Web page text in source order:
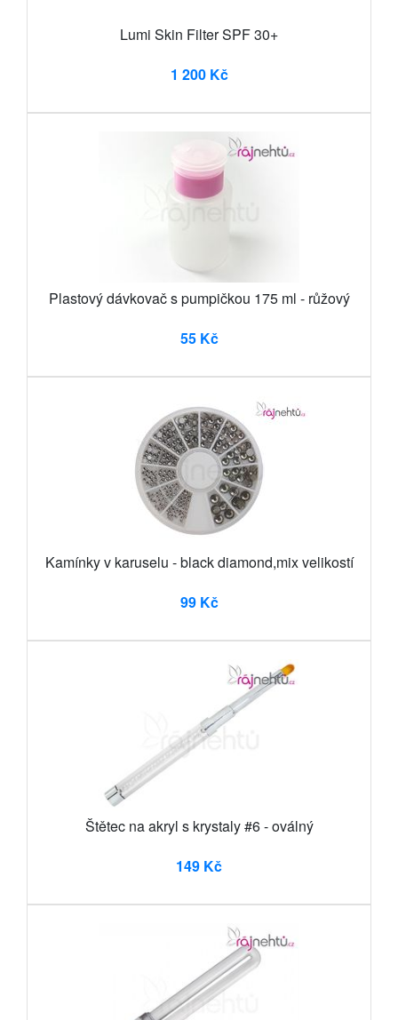
Lumi Skin Filter SPF 30+
1 200 Kč
Plastový dávkovač s pumpičkou 175 ml - růžový
55 Kč
Kamínky v karuselu - black diamond,mix velikostí
99 Kč
Štětec na akryl s krystaly #6 - oválný
149 Kč